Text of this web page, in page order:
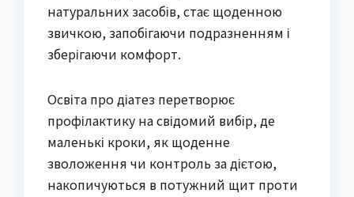
натуральних засобів, стає щоденною
звичкою, запобігаючи подразненням і
зберігаючи комфорт.
Освіта про діатез перетворює
профілактику на свідомий вибір, де
маленькі кроки, як щоденне
зволоження чи контроль за дієтою,
накопичуються в потужний щит проти